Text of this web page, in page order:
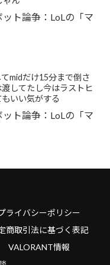
ト論争：LoLの「マ
midだけ15分まで倒さ
してたし今はラストヒ
いい気がする
ト論争：LoLの「マ
ライバシーポリシー
商取引法に基づく表記
VALORANT情報